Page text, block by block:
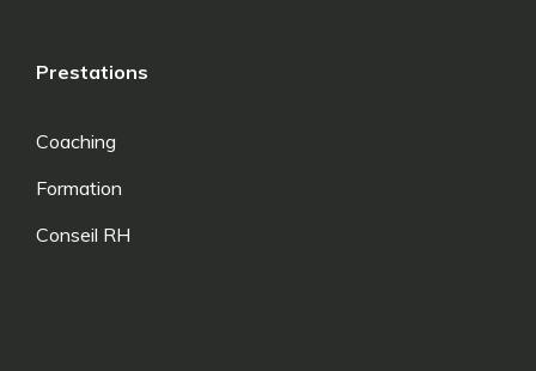
Prestations
Coaching
Formation
Conseil RH